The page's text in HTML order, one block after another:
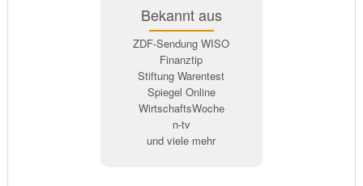
Bekannt aus
ZDF-Sendung WISO
Finanztip
Stiftung Warentest
Spiegel Online
WirtschaftsWoche
n-tv
und viele mehr